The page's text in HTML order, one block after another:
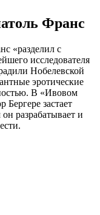
Франс
«разделил с
исследователя
Нобелевской
эротические
В «Ивовом
застает
разрабатывает и